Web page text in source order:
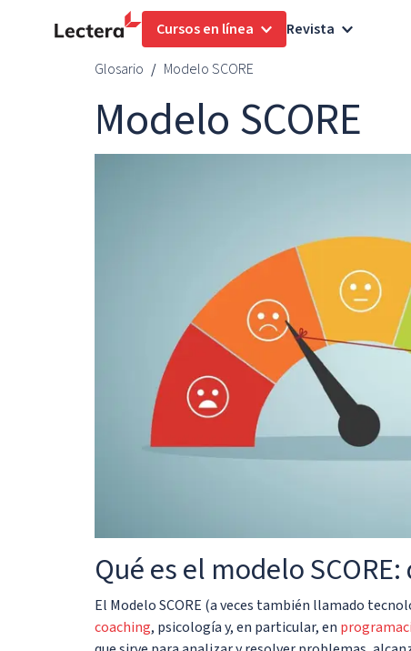
Cursos en línea Revista
Glosario Modelo SCORE
Modelo SCORE
Qué es el modelo
El Modelo SCORE (a veces también llamado
coaching, psicología y, en particular, en